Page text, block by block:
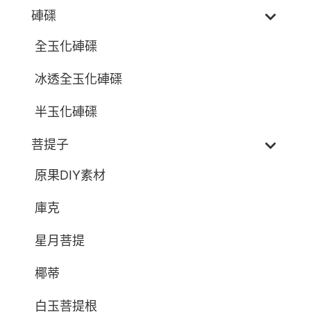
硨磲
全玉化硨磲
冰透全玉化硨磲
半玉化硨磲
菩提子
原果DIY素材
庫克
星月菩提
椰蒂
白玉菩提根